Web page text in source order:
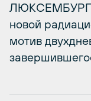
новой
мотив